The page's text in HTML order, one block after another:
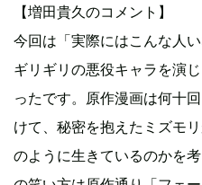
【増田貴久のコメント】
今回は「実際にはこんな人
ギリギリの悪役キャラを演
ったです。原作漫画は何十
けて、秘密を抱えたミズモ
のように生きているのかを